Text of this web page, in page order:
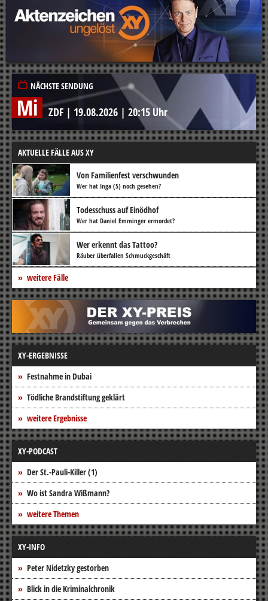
NÄCHSTE SENDUNG
Mi ZDF | 19.08.2026 | 20:15 Uhr
AKTUELLE FÄLLE AUS XY
Von Familienfest verschwunden
Wer hat Inga (5) noch gesehen?
Todesschuss auf Einödhof
Wer hat Daniel Emminger ermordet?
Wer erkennt das Tattoo?
Räuber überfallen Schmuckgeschäft
weitere Fälle
XY-ERGEBNISSE
Festnahme in Dubai
Tödliche Brandstiftung geklärt
weitere Ergebnisse
XY-PODCAST
Der St.-Pauli-Killer (1)
Wo ist Sandra Wißmann?
weitere Themen
XY-INFO
Peter Nidetzky gestorben
Blick in die Kriminalchronik